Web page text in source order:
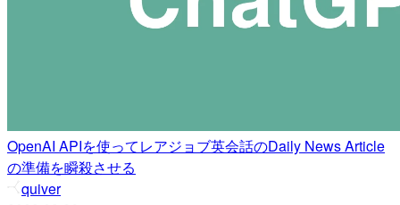
OpenAI APIを使ってレアジョブ英会話のDaily News Article
の準備を瞬殺させる
quiver